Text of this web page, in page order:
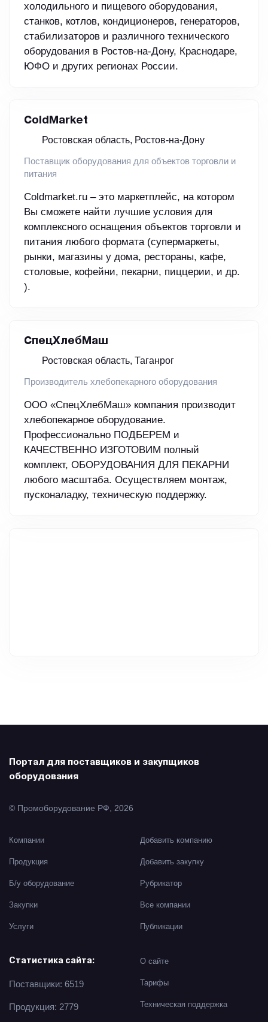
холодильного и пищевого оборудования,
станков, котлов, кондиционеров, генераторов,
стабилизаторов и различного технического
оборудования в Ростов-на-Дону, Краснодаре,
ЮФО и других регионах России.
ColdMarket
Ростовская область, Ростов-на-Дону
Поставщик оборудования для объектов торговли и
питания
Coldmarket.ru – это маркетплейс, на котором
Вы сможете найти лучшие условия для
комплексного оснащения объектов торговли и
питания любого формата (супермаркеты,
рынки, магазины у дома, рестораны, кафе,
столовые, кофейни, пекарни, пиццерии, и др.
).
СпецХлебМаш
Ростовская область, Таганрог
Производитель хлебопекарного оборудования
ООО «СпецХлебМаш» компания производит
хлебопекарное оборудование.
Профессионально ПОДБЕРЕМ и
КАЧЕСТВЕННО ИЗГОТОВИМ полный
комплект, ОБОРУДОВАНИЯ ДЛЯ ПЕКАРНИ
любого масштаба. Осуществляем монтаж,
пусконаладку, техническую поддержку.
Портал для поставщиков и закупщиков
оборудования
© Промоборудование РФ, 2026
Компании
Продукция
Б/у оборудование
Закупки
Услуги
Добавить компанию
Добавить закупку
Рубрикатор
Все компании
Публикации
О сайте
Тарифы
Техническая поддержка
Статистика сайта:
Поставщики: 6519
Продукция: 2779